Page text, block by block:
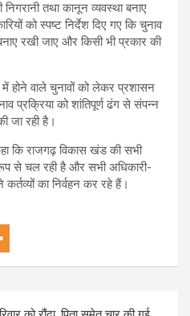
तथा कानून व्यवस्था बनाए
को स्पष्ट निर्देश दिए गए कि चुनाव
रखी जाए और किसी भी प्रकार की
होने वाले चुनावों को लेकर प्रशासन
प्रक्रिया को शांतिपूर्ण ढंग से संपन्न
जा रही है।
कि राजगढ़ विकास खंड की सभी
से चल रही है और सभी अधिकारी-
कर्तव्यों का निर्वहन कर रहे हैं।